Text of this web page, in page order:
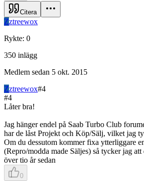
Citera
Zztreewox
Rykte: 0
350 inlägg
Medlem sedan 5 okt. 2015
Zztreewox#4
#4
Låter bra!
Jag hänger endel på Saab Turbo Club
har de låst Projekt och Köp/Sälj, vilket jag
Om du dessutom kommer fixa ytterliggare
(Repro/modda made Säljes) så tycker jag att
över tio år sedan
0